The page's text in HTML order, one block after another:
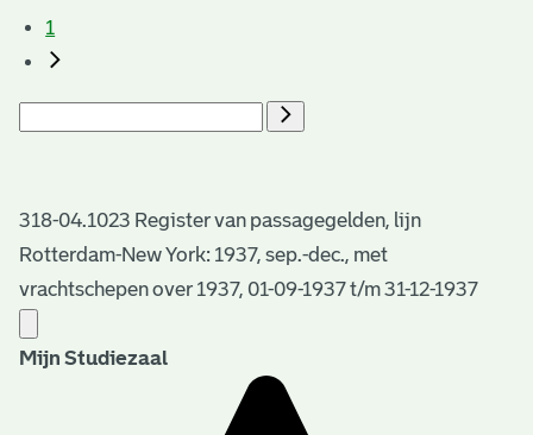
1
318-04.1023 Register van passagegelden, lijn
Rotterdam-New York: 1937, sep.-dec., met
vrachtschepen over 1937, 01-09-1937 t/m 31-12-1937
Mijn Studiezaal